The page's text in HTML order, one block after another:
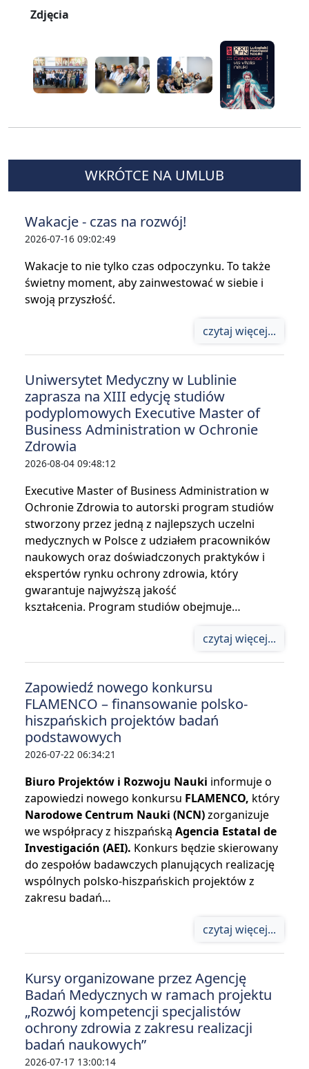
Zdjęcia
WKRÓTCE NA UMLUB
Wakacje - czas na rozwój!
2026-07-16 09:02:49
Wakacje to nie tylko czas odpoczynku. To także
świetny moment, aby zainwestować w siebie i
swoją przyszłość.
czytaj więcej...
Uniwersytet Medyczny w Lublinie
zaprasza na XIII edycję studiów
podyplomowych Executive Master of
Business Administration w Ochronie
Zdrowia
2026-08-04 09:48:12
Executive Master of Business Administration w
Ochronie Zdrowia to autorski program studiów
stworzony przez jedną z najlepszych uczelni
medycznych w Polsce z udziałem pracowników
naukowych oraz doświadczonych praktyków i
ekspertów rynku ochrony zdrowia, który
gwarantuje najwyższą jakość
kształcenia. Program studiów obejmuje…
czytaj więcej...
Zapowiedź nowego konkursu
FLAMENCO – finansowanie polsko-
hiszpańskich projektów badań
podstawowych
2026-07-22 06:34:21
Biuro Projektów i Rozwoju Nauki informuje o
zapowiedzi nowego konkursu FLAMENCO, który
Narodowe Centrum Nauki (NCN)zorganizuje
we współpracy z hiszpańską Agencia Estatal de
Investigación (AEI). Konkurs będzie skierowany
do zespołów badawczych planujących realizację
wspólnych polsko-hiszpańskich projektów z
zakresu badań…
czytaj więcej...
Kursy organizowane przez Agencję
Badań Medycznych w ramach projektu
„Rozwój kompetencji specjalistów
ochrony zdrowia z zakresu realizacji
badań naukowych”
2026-07-17 13:00:14